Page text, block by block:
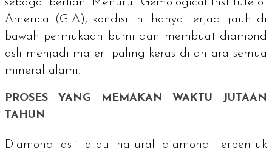
sebagai berlian. Menurut Gemological Institute of
America (GIA), kondisi ini hanya terjadi jauh di
bawah permukaan bumi dan membuat diamond
asli menjadi materi paling keras di antara semua
mineral alami.
PROSES YANG MEMAKAN WAKTU JUTAAN
TAHUN
Diamond asli atau natural diamond terbentuk